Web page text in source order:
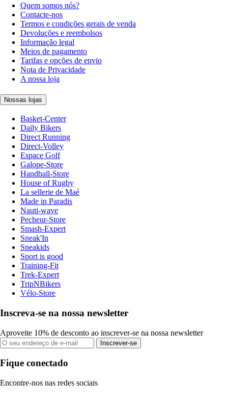
Quem somos nós?
Contacte-nos
Termos e condições gerais de venda
Devoluções e reembolsos
Informação legal
Meios de pagamento
Tarifas e opções de envio
Nota de Privacidade
A nossa loja
Nossas lojas
Basket-Center
Daily Bikers
Direct Running
Direct-Volley
Espace Golf
Galope-Store
Handball-Store
House of Rugby
La sellerie de Maé
Made in Paradis
Nauti-wave
Pecheur-Store
Smash-Expert
Sneak'In
Sneakids
Sport is good
Training-Fit
Trek-Expert
TripNBikers
Vélo-Store
Inscreva-se na nossa newsletter
Aproveite 10% de desconto ao inscrever-se na nossa newsletter
Inscrever-se
Fique conectado
Encontre-nos nas redes sociais